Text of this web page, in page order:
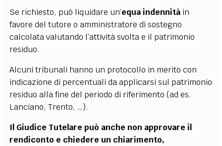
Se richiesto, può liquidare un’equa indennità in
favore del tutore o amministratore di sostegno
calcolata valutando l’attività svolta e il patrimonio
residuo.
Alcuni tribunali hanno un protocollo in merito con
indicazione di percentuali da applicarsi sul patrimonio
residuo alla fine del periodo di riferimento (ad es.
Lanciano, Trento, …).
Il Giudice Tutelare può anche non approvare il
rendiconto e chiedere un chiarimento,